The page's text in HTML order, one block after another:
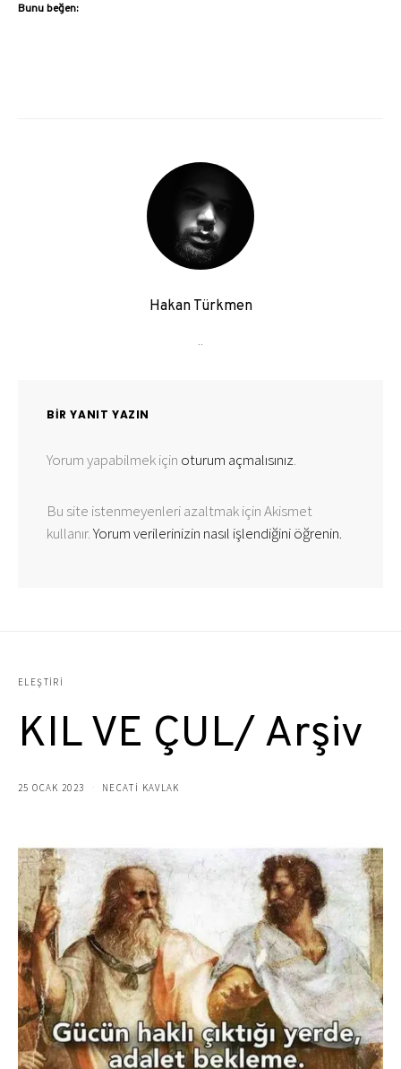
Bunu beğen:
Hakan Türkmen
..
BIR YANIT YAZIN
Yorum yapabilmek için oturum açmalısınız.
Bu site istenmeyenleri azaltmak için Akismet
kullanır.Yorum verilerinizin nasıl işlendiğini öğrenin.
ELEŞTIRI
KIL VE ÇUL/ Arşiv
25 OCAK 2023 NECATİ KAVLAK